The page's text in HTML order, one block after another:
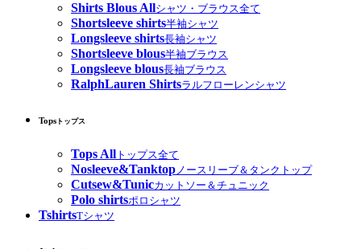
Shirts Blous Allシャツ・ブラウス全て
Shortsleeve shirts半袖シャツ
Longsleeve shirts長袖シャツ
Shortsleeve blous半袖ブラウス
Longsleeve blous長袖ブラウス
RalphLauren Shirtsラルフローレンシャツ
Tops トップス
Tops All トップス全て
Nosleeve&Tanktop ノースリーブ＆タンクトップ
Cutsew&Tunicカットソー＆チュニック
Polo shirtsポロシャツ
TshirtsTシャツ